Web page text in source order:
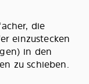
die
einzustecken
in den
zu schieben.